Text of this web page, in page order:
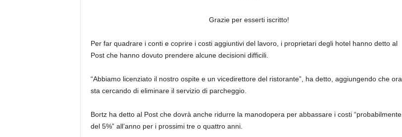
Grazie per esserti iscritto!
Per far quadrare i conti e coprire i costi aggiuntivi del lavoro, i proprietari degli hotel hanno detto al
Post che hanno dovuto prendere alcune decisioni difficili.
“Abbiamo licenziato il nostro ospite e un vicedirettore del ristorante”, ha detto, aggiungendo che ora
sta cercando di eliminare il servizio di parcheggio.
Bortz ha detto al Post che dovrà anche ridurre la manodopera per abbassare i costi “probabilmente
del 5%” all’anno per i prossimi tre o quattro anni.